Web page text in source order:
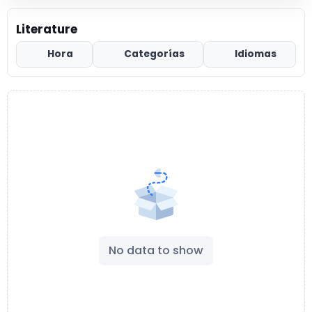
Literature
Hora Categorías Idiomas
No data to show